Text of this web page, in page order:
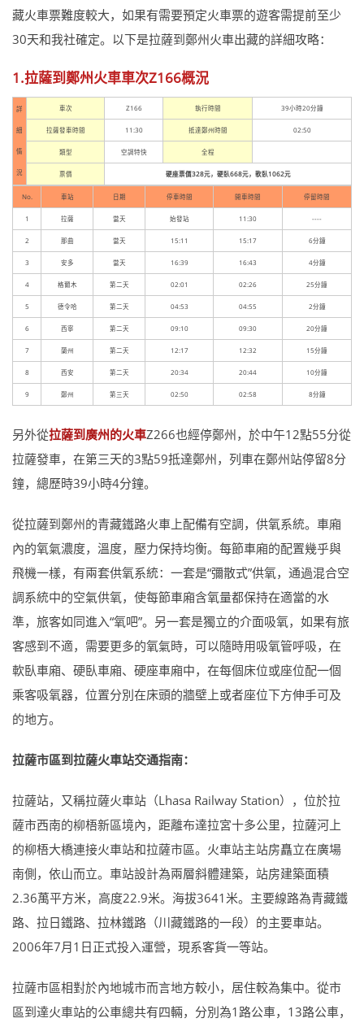
藏火車票難度較大，如果有需要預定火車票的遊客需提前至少
30天和我社確定。以下是拉薩到鄭州火車出藏的詳細攻略：
1.拉薩到鄭州火車車次Z166概況
詳
細
情
況
車次 Z166 執行時間 39小時20分鐘
拉薩發車時間 11:30 抵達鄭州時間 02:50
類型 空調特快 全程
票價 硬座票價328元，硬臥668元，軟臥1062元
No. 車站 日期 停車時間 開車時間 停留時間
1 拉薩 當天 始發站 11:30 ----
2 那曲 當天 15:11 15:17 6分鐘
3 安多 當天 16:39 16:43 4分鐘
4 格爾木 第二天 02:01 02:26 25分鐘
5 德令哈 第二天 04:53 04:55 2分鐘
6 西寧 第二天 09:10 09:30 20分鐘
7 蘭州 第二天 12:17 12:32 15分鐘
8 西安 第二天 20:34 20:44 10分鐘
9 鄭州 第三天 02:50 02:58 8分鐘
另外從拉薩到廣州的火車Z266也經停鄭州，於中午12點55分從
拉薩發車，在第三天的3點59抵達鄭州，列車在鄭州站停留8分
鐘，總歷時39小時4分鐘。
從拉薩到鄭州的青藏鐵路火車上配備有空調，供氧系統。車廂
內的氧氣濃度，溫度，壓力保持均衡。每節車廂的配置幾乎與
飛機一樣，有兩套供氧系統：一套是“彌散式”供氧，通過混合空
調系統中的空氣供氧，使每節車廂含氧量都保持在適當的水
準，旅客如同進入“氧吧”。另一套是獨立的介面吸氧，如果有旅
客感到不適，需要更多的氧氣時，可以隨時用吸氧管呼吸，在
軟臥車廂、硬臥車廂、硬座車廂中，在每個床位或座位配一個
乘客吸氧器，位置分別在床頭的牆壁上或者座位下方伸手可及
的地方。
拉薩市區到拉薩火車站交通指南：
拉薩站，又稱拉薩火車站（Lhasa Railway Station），位於拉
薩市西南的柳梧新區境內，距離布達拉宮十多公里，拉薩河上
的柳梧大橋連接火車站和拉薩市區。火車站主站房矗立在廣場
南側，依山而立。車站設計為兩層斜體建築，站房建築面積
2.36萬平方米，高度22.9米。海拔3641米。主要線路為青藏鐵
路、拉日鐵路、拉林鐵路（川藏鐵路的一段）的主要車站。
2006年7月1日正式投入運營，現系客貨一等站。
拉薩市區相對於內地城市而言地方較小，居住較為集中。從市
區到達火車站的公車總共有四輛，分別為1路公車，13路公車，